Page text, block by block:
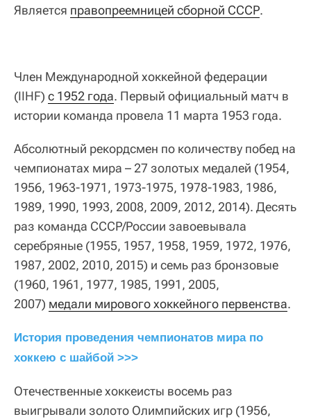
Является правопреемницей сборной СССР.
Член Международной хоккейной федерации
(IIHF) с 1952 года. Первый официальный матч в
истории команда провела 11 марта 1953 года.
Абсолютный рекордсмен по количеству побед на
чемпионатах мира – 27 золотых медалей (1954,
1956, 1963-1971, 1973-1975, 1978-1983, 1986,
1989, 1990, 1993, 2008, 2009, 2012, 2014). Десять
раз команда СССР/России завоевывала
серебряные (1955, 1957, 1958, 1959, 1972, 1976,
1987, 2002, 2010, 2015) и семь раз бронзовые
(1960, 1961, 1977, 1985, 1991, 2005,
2007) медали мирового хоккейного первенства.
История проведения чемпионатов мира по
хоккею с шайбой >>>
Отечественные хоккеисты восемь раз
выигрывали золото Олимпийских игр (1956,